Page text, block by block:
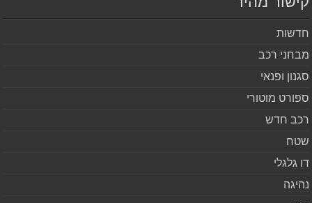
רכב
ופנאי
מוטורי
חדש
גלגלי